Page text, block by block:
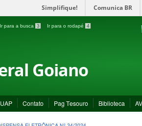
Simplifique! Comunica BR
Ir para a busca 3 Ir para o rodapé 4
Goiano
Contato Pag Tesouro Biblioteca